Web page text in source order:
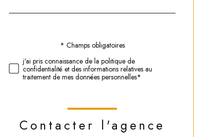
défaut
Validation* Champs obligatoires
j'ai pris connaissance de la politique de
confidentialité et des informations relatives au
traitement de mes données personnelles*
Contacter l'agence